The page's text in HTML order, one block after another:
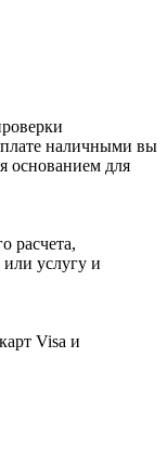
наличными вы
основанием для
расчета,
услугу и
Visa и